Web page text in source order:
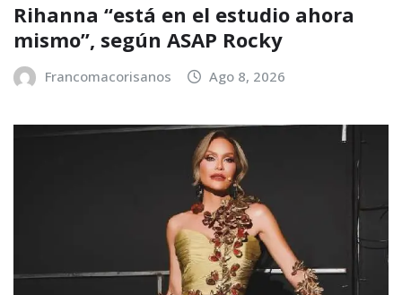
Rihanna “está en el estudio ahora
mismo”, según ASAP Rocky
Francomacorisanos Ago 8, 2026